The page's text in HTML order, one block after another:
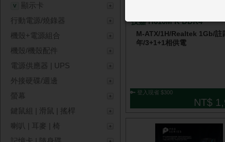
V
顯示卡
行動電源/燒錄器
機殼+電源組合
機殼/機殼配件
電源供應器 | UPS
外接硬碟/週邊
螢幕
鍵鼠組 | 滑鼠 | 搖桿
喇叭 | 耳麥 | 椅
技嘉 H610M K DDR4
M-ATX/1H/Realtek 1Gb/註
年/3+1+1相供電
🔑 登入現省 $300
NT$